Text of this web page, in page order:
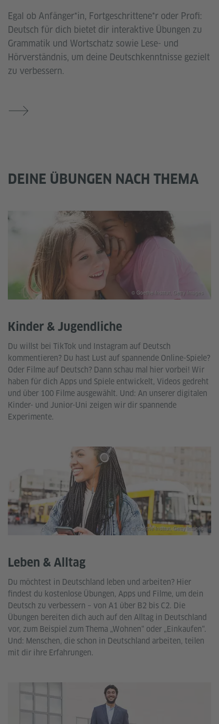
Egal ob Anfänger*in, Fortgeschrittene*r oder Profi:
Deutsch für dich bietet dir interaktive Übungen zu
Grammatik und Wortschatz sowie Lese- und
Hörverständnis, um deine Deutschkenntnisse gezielt
zu verbessern.
DEINE ÜBUNGEN NACH THEMA
Kinder & Jugendliche
Du willst bei TikTok und Instagram auf Deutsch
kommentieren? Du hast Lust auf spannende Online-Spiele?
Oder Filme auf Deutsch? Dann schau mal hier vorbei! Wir
haben für dich Apps und Spiele entwickelt, Videos gedreht
und über 100 Filme ausgewählt. Und: An unserer digitalen
Kinder- und Junior-Uni zeigen wir dir spannende
Experimente.
© Goethe-Institut, Getty Images
Leben & Alltag
Du möchtest in Deutschland leben und arbeiten? Hier
findest du kostenlose Übungen, Apps und Filme, um dein
Deutsch zu verbessern – von A1 über B2 bis C2. Die
Übungen bereiten dich auch auf den Alltag in Deutschland
vor, zum Beispiel zum Thema „Wohnen“ oder „Einkaufen“.
Und: Menschen, die schon in Deutschland arbeiten, teilen
mit dir ihre Erfahrungen.
© Goethe-Institut, Getty Images